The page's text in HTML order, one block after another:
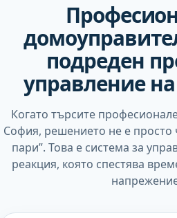
подреден
управление
Когато търсите
София, решението не е просто
пари”. Това е система за
реакция, която спестява